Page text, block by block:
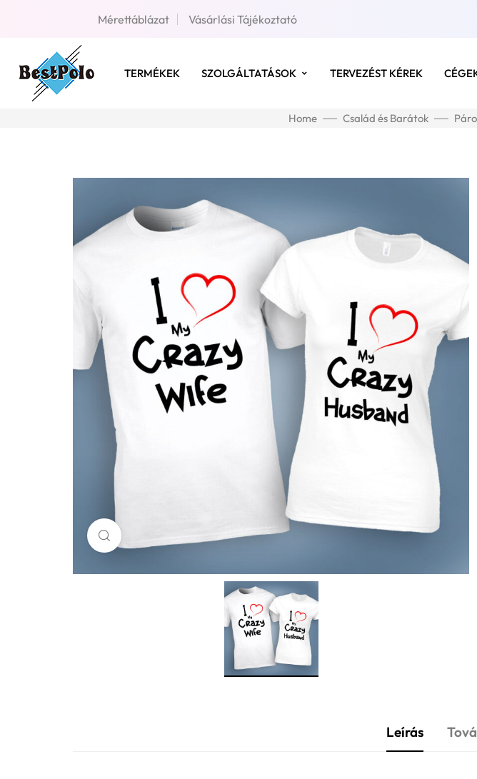
Mérettáblázat Vásárlási Tájékoztató
TERMÉKEK SZOLGÁLTATÁSOK TERVEZÉST KÉREK
Home Család és Barátok
Leírás